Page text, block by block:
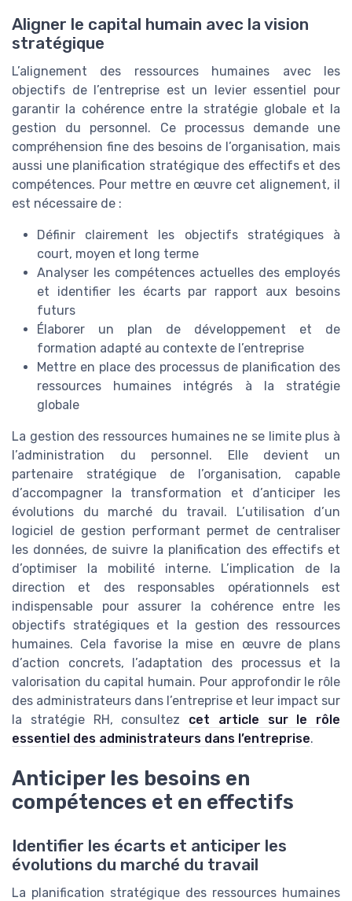
Aligner le capital humain avec la vision
stratégique
L’alignement des ressources humaines avec les
objectifs de l’entreprise est un levier essentiel pour
garantir la cohérence entre la stratégie globale et la
gestion du personnel. Ce processus demande une
compréhension fine des besoins de l’organisation, mais
aussi une planification stratégique des effectifs et des
compétences. Pour mettre en œuvre cet alignement, il
est nécessaire de :
Définir clairement les objectifs stratégiques à
court, moyen et long terme
Analyser les compétences actuelles des employés
et identifier les écarts par rapport aux besoins
futurs
Élaborer un plan de développement et de
formation adapté au contexte de l’entreprise
Mettre en place des processus de planification des
ressources humaines intégrés à la stratégie
globale
La gestion des ressources humaines ne se limite plus à
l’administration du personnel. Elle devient un
partenaire stratégique de l’organisation, capable
d’accompagner la transformation et d’anticiper les
évolutions du marché du travail. L’utilisation d’un
logiciel de gestion performant permet de centraliser
les données, de suivre la planification des effectifs et
d’optimiser la mobilité interne. L’implication de la
direction et des responsables opérationnels est
indispensable pour assurer la cohérence entre les
objectifs stratégiques et la gestion des ressources
humaines. Cela favorise la mise en œuvre de plans
d’action concrets, l’adaptation des processus et la
valorisation du capital humain. Pour approfondir le rôle
des administrateurs dans l’entreprise et leur impact sur
la stratégie RH, consultez cet article sur le rôle
essentiel des administrateurs dans l’entreprise.
Anticiper les besoins en
compétences et en effectifs
Identifier les écarts et anticiper les
évolutions du marché du travail
La planification stratégique des ressources humaines